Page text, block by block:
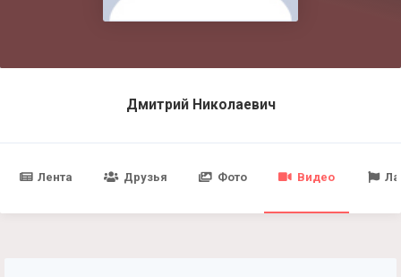
Дмитрий Николаевич
Лента Друзья Фото Видео